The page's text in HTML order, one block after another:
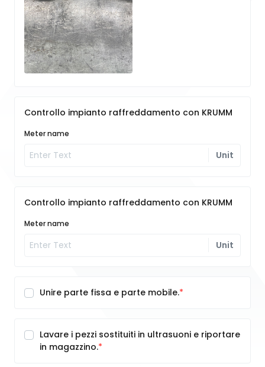
Controllo impianto raffreddamento con KRUMM
Meter name
Unit
Controllo impianto raffreddamento con KRUMM
Meter name
Unit
Unire parte fissa e parte mobile.
Lavare i pezzi sostituiti in ultrasuoni e riportare
in magazzino.